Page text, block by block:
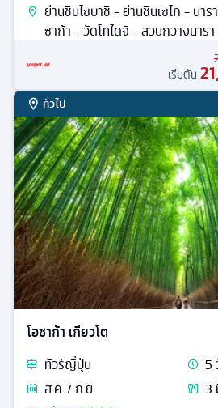
ย่านชินไซบาชิ - ย่านชินเซไก - นาร
ซาก้า - วัดโทไดจิ - สวนกวางนารา
เริ่มต้น
ทั่วไป
โอซาก้า เกียวโต
ทัวร์ญี่ปุ่น 5
ส.ค. / ก.ย.
3